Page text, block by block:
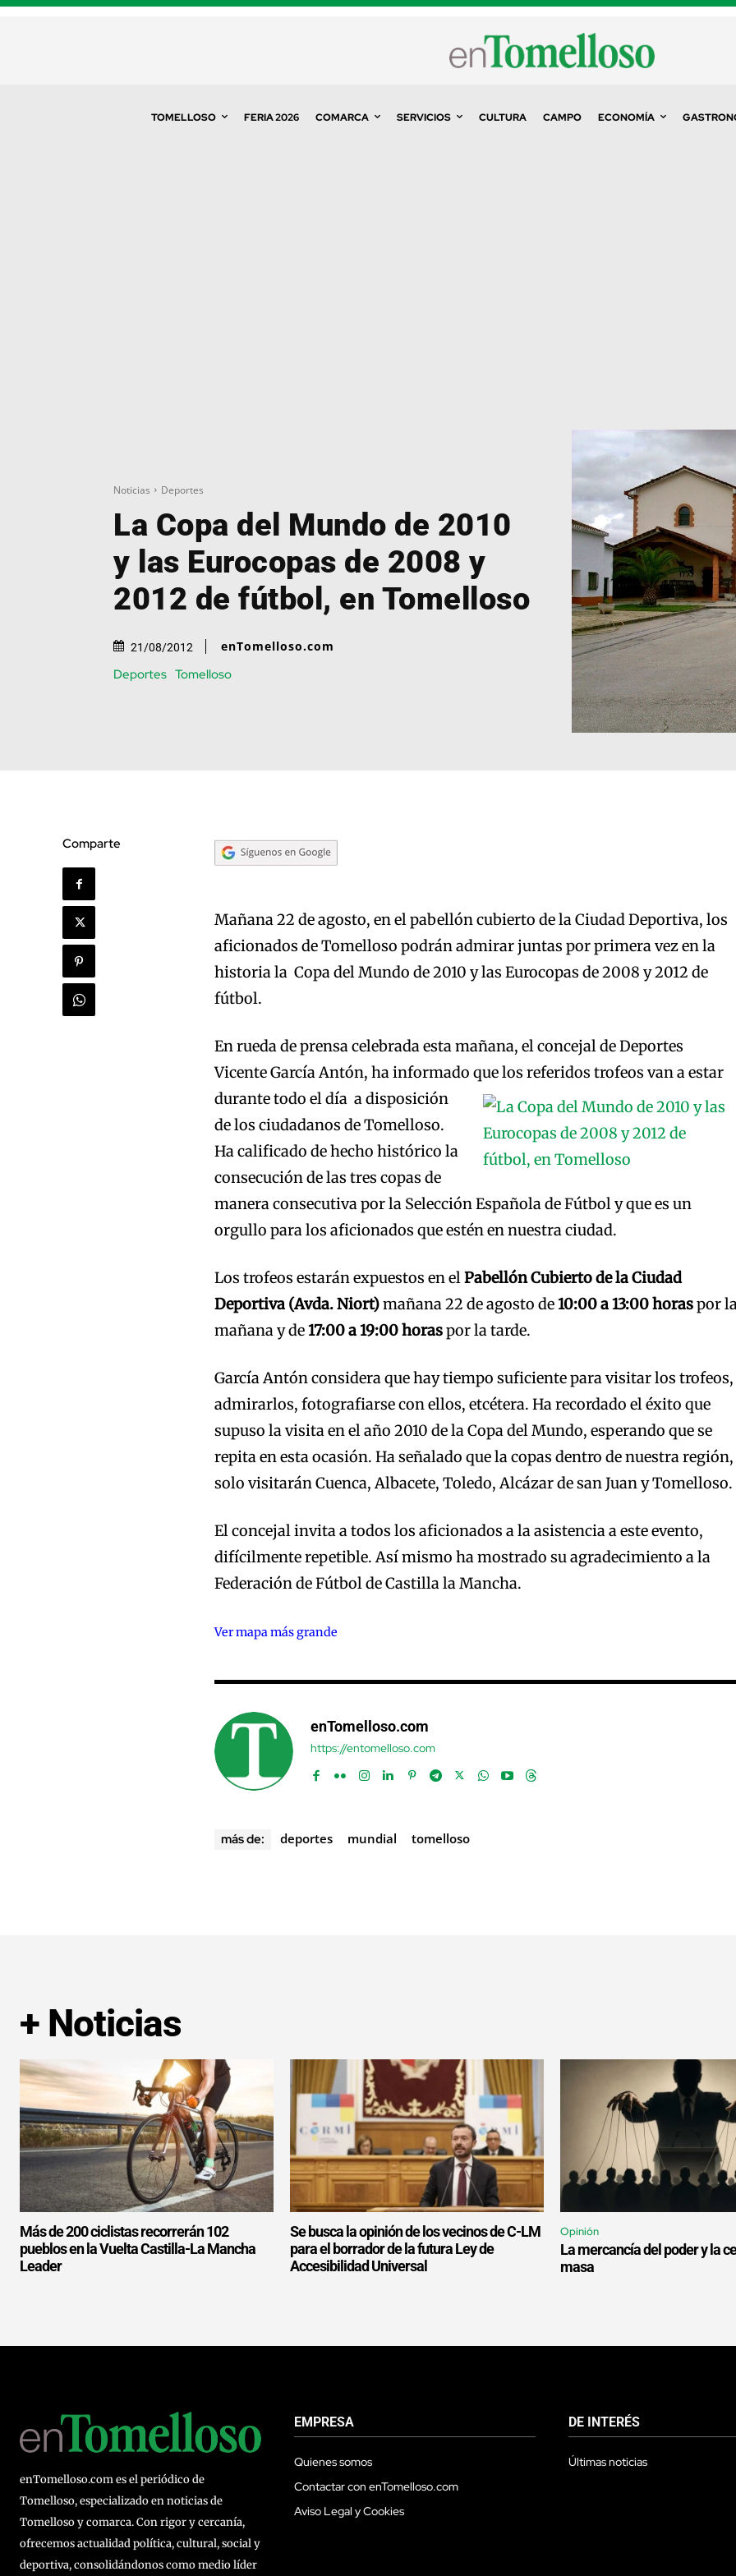
TOMELLOSO FERIA 2026 COMARCA SERVICIOS CULTURA CAMPO ECONOMÍA
Noticias Deportes
La Copa del Mundo de 2010
y las Eurocopas de 2008 y
2012 de fútbol, en Tomelloso
21/08/2012 enTomelloso.com
Deportes Tomelloso
Comparte
Mañana 22 de agosto, en el pabellón cubierto de la Ciudad Deportiva, los
aficionados de Tomelloso podrán admirar juntas por primera vez en la
historia la Copa del Mundo de 2010 y las Eurocopas de 2008 y 2012 de
fútbol.
En rueda de prensa celebrada esta mañana, el concejal de Deportes
Vicente García Antón, ha informado que los referidos trofeos van aestar
durante todo el día a disposición
de los ciudadanos de Tomelloso.
Ha calificado de hecho histórico la
consecución de las tres copas de
manera consecutiva por la Selección Española de Fútbol y que es un
orgullo para los aficionados que estén en nuestra ciudad.
Los trofeos estarán expuestos en elPabellón Cubierto de la Ciudad
Deportiva (Avda. Niort)mañana 22 de agosto de10:00 a 13:00 horaspor
mañana y de17:00 a 19:00horaspor la tarde.
García Antón considera que hay tiempo suficiente para visitar los trofeos,
admirarlos, fotografiarse con ellos, etcétera. Ha recordado el éxito que
supuso la visita en el año 2010 de la Copa del Mundo, esperando que se
repita en esta ocasión. Ha señalado que la copas dentro de nuestra región,
solo visitarán Cuenca, Albacete, Toledo, Alcázar de san Juan y Tomelloso.
El concejal invita a todos los aficionados a la asistencia a este evento,
difícilmente repetible. Así mismo ha mostrado su agradecimiento a la
Federación de Fútbol de Castilla la Mancha.
Ver mapa más grande
enTomelloso.com
https://entomelloso.com
más de: deportes mundial tomelloso
+ Noticias
Más de 200 ciclistas recorrerán 102
pueblos en la Vuelta Castilla-La Mancha
Leader
Se busca la opinión de los vecinos de C-LM
para el borrador de la futura Ley de
Accesibilidad Universal
Opinión
La mercancía del poder y la
masa
enTomelloso.com es el periódico de
Tomelloso, especializado en noticias de
Tomelloso y comarca. Con rigor y cercanía,
ofrecemos actualidad política, cultural, social y
deportiva, consolidándonos como medio líder
EMPRESA
Quienes somos
Contactar con enTomelloso.com
Aviso Legal y Cookies
DE INTERÉS
Últimas noticias